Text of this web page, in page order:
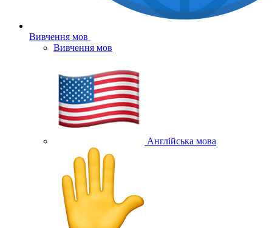
Вивчення мов
Вивчення мов
Англійська мова